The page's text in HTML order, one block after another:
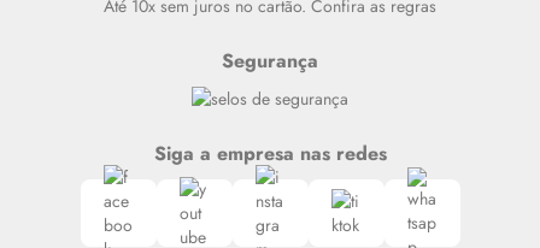
Até 10x sem juros no cartão. Confira as regras
Segurança
Siga a empresa nas redes